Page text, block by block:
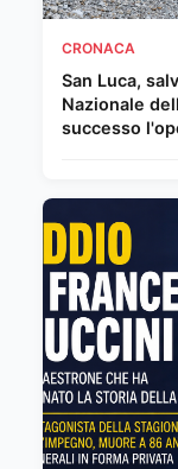
CRONACA
San Luca,
Nazionale
successo